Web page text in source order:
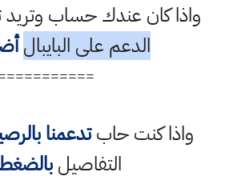
واذا كان عندك حساب وتريد
الدعم على البايبال
واذا كنت حابتدعمنا
التفاصيل